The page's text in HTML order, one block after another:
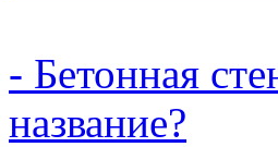
- Бетонная
название?